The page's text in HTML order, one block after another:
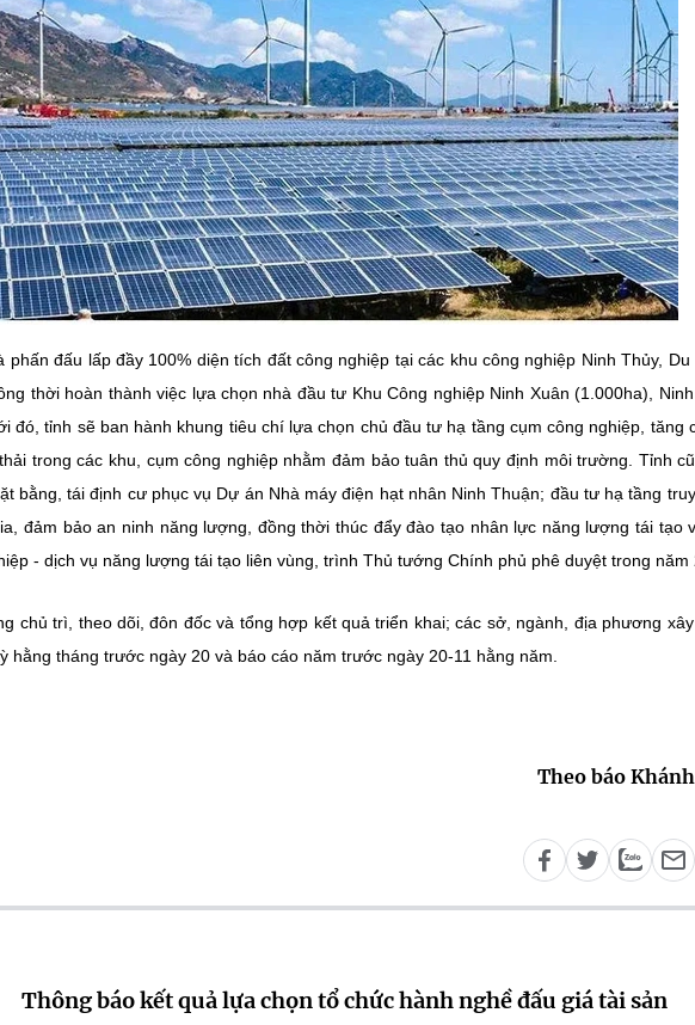
phấn đấu lấp đầy 100% diện tích đất công nghiệp tại các khu công nghiệp Ninh Thủy, Du
thời hoàn thành việc lựa chọn nhà đầu tư Khu Công nghiệp Ninh Xuân (1.000ha),
đó, tỉnh sẽ ban hành khung tiêu chí lựa chọn chủ đầu tư hạ tầng cụm công nghiệp, tăng
trong các khu, cụm công nghiệp nhằm đảm bảo tuân thủ quy định môi trường. Tỉnh
bằng, tái định cư phục vụ Dự án Nhà máy điện hạt nhân Ninh Thuận; đầu tư hạ tầng
đảm bảo an ninh năng lượng, đồng thời thúc đẩy đào tạo nhân lực năng lượng tái tạo
- dịch vụ năng lượng tái tạo liên vùng, trình Thủ tướng Chính phủ phê duyệt trong năm
chủ trì, theo dõi, đôn đốc và tổng hợp kết quả triển khai; các sở, ngành, địa phương
hằng tháng trước ngày 20 và báo cáo năm trước ngày 20-11 hằng năm.
Theo báo
Thông báo kết quả lựa chọn tổ chức hành nghề đấu giá tài sản